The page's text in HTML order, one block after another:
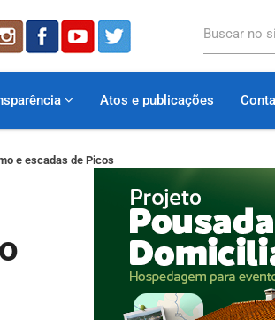
Buscar no
Atos e publicações
e escadas de Picos